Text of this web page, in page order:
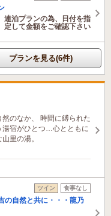
連泊プランの為、日付を指
定して金額をご確認下さい
プランを見る(6件)
のなか、 時間に縛られた
湯宿がひとつ…心とともに
里の湯。
ツイン 食事なし
の自然と共に・・・龍乃